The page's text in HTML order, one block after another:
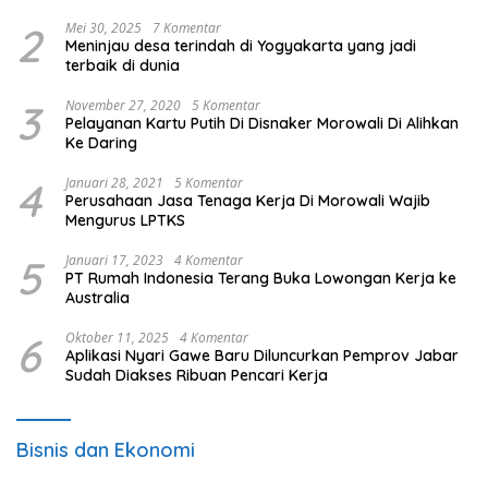
2 Mei 30, 2025 7 Komentar
Meninjau desa terindah di Yogyakarta yang jadi
terbaik di dunia
3 November 27, 2020 5 Komentar
Pelayanan Kartu Putih Di Disnaker Morowali Di Alihkan
Ke Daring
4 Januari 28, 2021 5 Komentar
Perusahaan Jasa Tenaga Kerja Di Morowali Wajib
Mengurus LPTKS
5 Januari 17, 2023 4 Komentar
PT Rumah Indonesia Terang Buka Lowongan Kerja ke
Australia
6 Oktober 11, 2025 4 Komentar
Aplikasi Nyari Gawe Baru Diluncurkan Pemprov Jabar
Sudah Diakses Ribuan Pencari Kerja
Bisnis dan Ekonomi